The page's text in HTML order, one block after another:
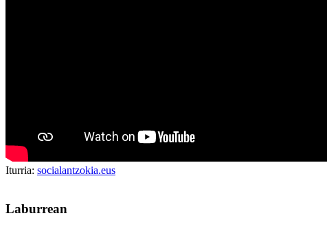
Iturria: socialantzokia.eus
Laburrean